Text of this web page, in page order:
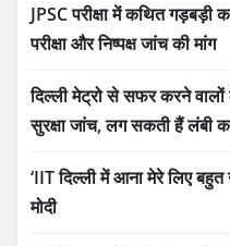
JPSC परीक्षा में कथित गड़बड़ी
परीक्षा और निष्पक्ष जांच की मांग
दिल्ली मेट्रो से सफर करने
सुरक्षा जांच, लग सकती हैं लंबी
‘IIT दिल्ली में आना मेरे लिए बहुत
मोदी